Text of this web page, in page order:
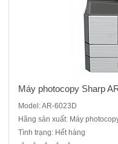
Máy photocopy Sharp
Model: AR-6023D
Hãng sản xuất: Máy
Tình trạng: Hết hàng
Máy photocopy Sharp AR-
5623NV . Được trang bị tốc
A4 và A3 rõ ràng là rất